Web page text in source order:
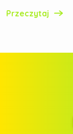
Przeczytaj